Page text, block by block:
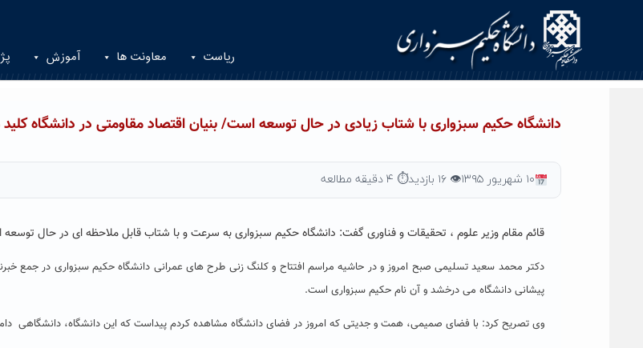
ریاست معاونت ها آموزش
دانشگاه حکیم سبزواری با شتاب زیادی در حال توسعه است/ بنیان اقتصاد مقاومتی در دانشگاه
۱۰ شهریور ۱۳۹۵ 👁 ۱۶ بازدید ⏱ ۴ دقیقه مطالعه
قائم مقام وزیر علوم ، تحقیقات و فناوری گفت: دانشگاه حکیم سبزواری به سرعت و با شتاب قابل ملاحظه ای در حال
دکتر محمد سعید تسلیمی صبح امروز و در حاشیه مراسم افتتاح و کلنگ زنی طرح های عمرانی دانشگاه حکیم سبزواری در جمع
پیشانی دانشگاه می درخشد و آن نام حکیم سبزواری است.
وی تصریح کرد: با فضای صمیمی، همت و جدیتی که امروز در فضای دانشگاه مشاهده کردم پیداست که این دانشگاه، دانشگاهی